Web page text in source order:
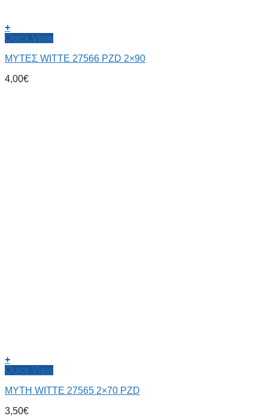
+
Quick View
ΜΥΤΕΣ WITTE 27566 PZD 2×90
4,00€
+
Quick View
ΜΥΤΗ WITTE 27565 2×70 PZD
3,50€